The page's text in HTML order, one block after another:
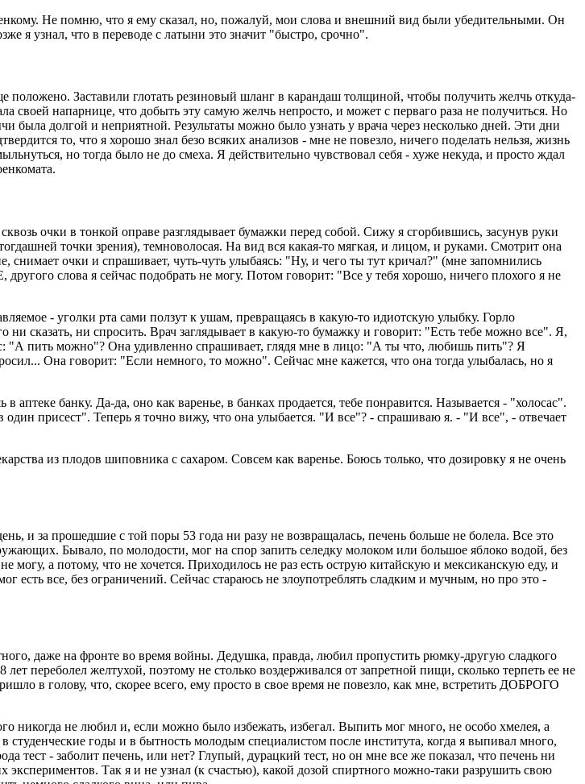
Не помню, что я ему сказал, но, пожалуй, мои слова и внешний вид были убедительными. Он
я узнал, что в переводе с латыни это значит "быстро, срочно".
положено. Заставили глотать резиновый шланг в карандаш толщиной, чтобы получить желчь откуда-
своей напарнице, что добыть эту самую желчь непросто, и может с перваго раза не получиться. Но
была долгой и неприятной. Результаты можно было узнать у врача через несколько дней. Эти дни
то, что я хорошо знал безо всяких анализов - мне не повезло, ничего поделать нельзя, жизнь
но тогда было не до смеха. Я действительно чувствовал себя - хуже некуда, и просто ждал
очки в тонкой оправе разглядывает бумажки перед собой. Сижу я сгорбившись, засунув руки
точки зрения), темноволосая. На вид вся какая-то мягкая, и лицом, и руками. Смотрит она
снимает очки и спрашивает, чуть-чуть улыбаясь: "Ну, и чего ты тут кричал?" (мне запомнились
слова я сейчас подобрать не могу. Потом говорит: "Все у тебя хорошо, ничего плохого я не
- уголки рта сами ползут к ушам, превращаясь в какую-то идиотскую улыбку. Горло
ни сказать, ни спросить. Врач заглядывает в какую-то бумажку и говорит: "Есть тебе можно все". Я,
"А пить можно"? Она удивленно спрашивает, глядя мне в лицо: "А ты что, любишь пить"? Я
Она говорит: "Если немного, то можно". Сейчас мне кажется, что она тогда улыбалась, но я
банку. Да-да, оно как варенье, в банках продается, тебе понравится. Называется - "холосас".
присест". Теперь я точно вижу, что она улыбается. "И все"? - спрашиваю я. - "И все", - отвечает
из плодов шиповника с сахаром. Совсем как варенье. Боюсь только, что дозировку я не очень
и за прошедшие с той поры 53 года ни разу не возвращалась, печень больше не болела. Все это
Бывало, по молодости, мог на спор запить селедку молоком или большое яблоко водой, без
могу, а потому, что не хочется. Приходилось не раз есть острую китайскую и мексиканскую еду, и
есть все, без ограничений. Сейчас стараюсь не злоупотреблять сладким и мучным, но про это -
даже на фронте во время войны. Дедушка, правда, любил пропустить рюмку-другую сладкого
переболел желтухой, поэтому не столько воздерживался от запретной пищи, сколько терпеть ее не
в голову, что, скорее всего, ему просто в свое время не повезло, как мне, встретить ДОБРОГО
никогда не любил и, если можно было избежать, избегал. Выпить мог много, не особо хмелея, а
студенческие годы и в бытность молодым специалистом после института, когда я выпивал много,
тест - заболит печень, или нет? Глупый, дурацкий тест, но он мне все же показал, что печень ни
экспериментов. Так я и не узнал (к счастью), какой дозой спиртного можно-таки разрушить свою